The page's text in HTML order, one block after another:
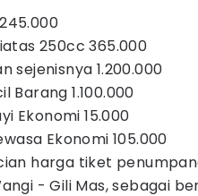
250cc 365.000
sejenisnya 1.200.000
Barang 1.100.000
Ekonomi 15.000
Ekonomi 105.000
harga tiket
- Gili Mas, sebagai